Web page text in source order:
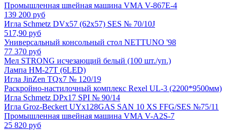
Промышленная швейная машина VMA V-867E-4
139 200 руб
Игла Schmetz DVx57 (62x57) SES № 70/10J
517,90 руб
Универсальный консольный стол NETTUNO '98
77 370 руб
Мел STRONG исчезающий белый (100 шт./уп.)
Лампа HM-27T (6LED)
Игла JinZen TQx7 № 120/19
Раскройно-настилочный комплекс Rexel UL-3 (2200*9500мм)
Игла Schmetz DPx17 SPI № 90/14
Игла Groz-Beckert UYx128GAS SAN 10 XS FFG/SES №75/11
Промышленная швейная машина VMA V-A2S-7
25 820 руб